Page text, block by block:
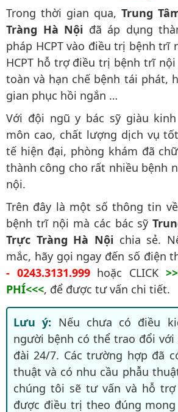
Trong thời gian qua, Trung
Tràng Hà Nội đã áp dụng
pháp HCPT vào điều trị bệnh trĩ
HCPT hỗ trợ điều trị bệnh trĩ
toàn và hạn chế bệnh tái phát,
gian phục hồi ngắn …
Với đội ngũ y bác sỹ giàu
môn cao, chất lượng dịch vụ
tế hiện đại, phòng khám đã
thành công cho rất nhiều bệnh
nội.
Trên đây là một số thông tin
bệnh trĩ nội mà các bác sỹ
Trực Tràng Hà Nội chia sẻ.
mắc, hãy gọi ngay đến số điện
- 0243.3131.999hoặc CLICK
PHÍ<<<, để được tư vấn chi tiết.
Lưu ý: Nếu chưa có điều
người bệnh có thể trao đổi với
đài 24/7. Các trường hợp đã
thuật và có nhu cầu phẫu
chúng tôi sẽ tư vấn và hỗ
được điều trị theo đúng